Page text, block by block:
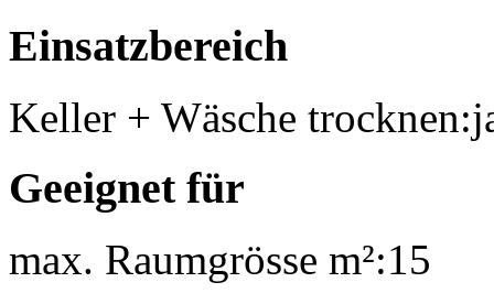
Einsatzbereich
Keller + Wäsche trocknen:
Geeignet für
max. Raumgrösse m²:15